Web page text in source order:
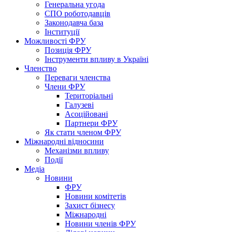
Генеральна угода
СПО роботодавців
Законодавча база
Інституції
Можливості ФРУ
Позиція ФРУ
Інструменти впливу в Україні
Членство
Переваги членства
Члени ФРУ
Територіальні
Галузеві
Асоційовані
Партнери ФРУ
Як стати членом ФРУ
Міжнародні відносини
Механізми впливу
Події
Медіа
Новини
ФРУ
Новини комітетів
Захист бізнесу
Міжнародні
Новини членів ФРУ